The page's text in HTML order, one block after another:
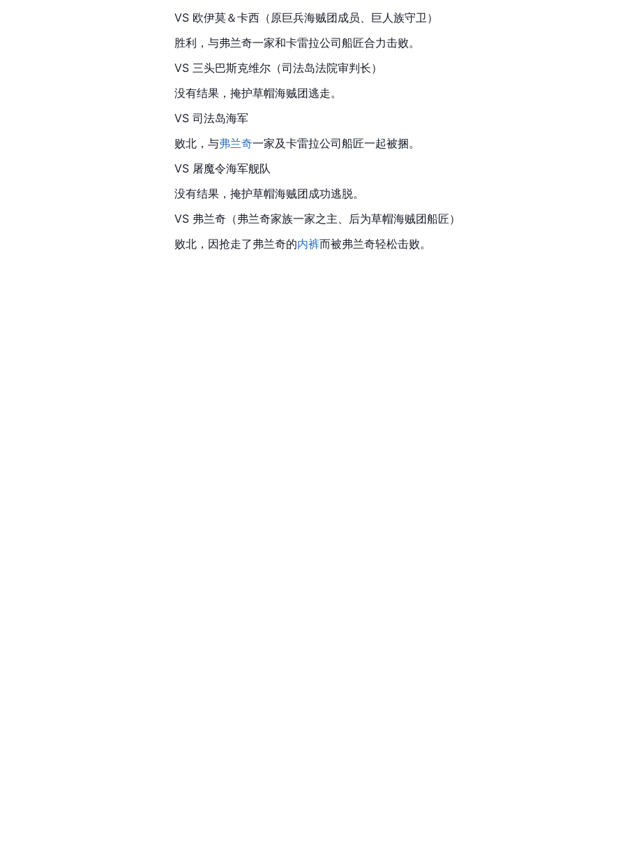
VS 欧伊莫＆卡西（原巨兵海贼团成员、巨人族守卫）
胜利，与弗兰奇一家和卡雷拉公司船匠合力击败。
VS 三头巴斯克维尔（司法岛法院审判长）
没有结果，掩护草帽海贼团逃走。
VS 司法岛海军
败北，与弗兰奇一家及卡雷拉公司船匠一起被捆。
VS 屠魔令海军舰队
没有结果，掩护草帽海贼团成功逃脱。
VS 弗兰奇 （弗兰奇家族一家之主、后为草帽海贼团船匠）
败北，因抢走了弗兰奇的内裤而被弗兰奇轻松击败。